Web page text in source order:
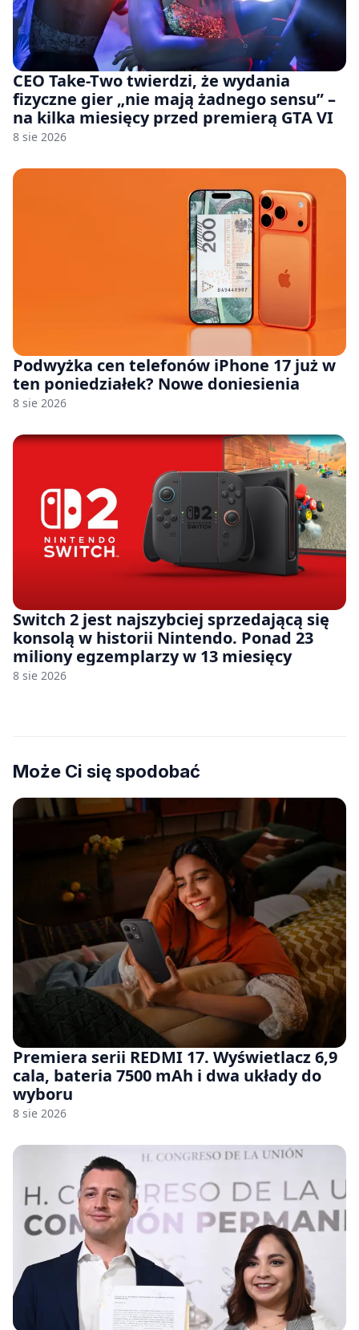
CEO Take-Two twierdzi, że wydania
fizyczne gier „nie mają żadnego sensu” –
na kilka miesięcy przed premierą GTA VI
8 sie 2026
Podwyżka cen telefonów iPhone 17 już w
ten poniedziałek? Nowe doniesienia
8 sie 2026
Switch 2 jest najszybciej sprzedającą się
konsolą w historii Nintendo. Ponad 23
miliony egzemplarzy w 13 miesięcy
8 sie 2026
Może Ci się spodobać
Premiera serii REDMI 17. Wyświetlacz 6,9
cala, bateria 7500 mAh i dwa układy do
wyboru
8 sie 2026